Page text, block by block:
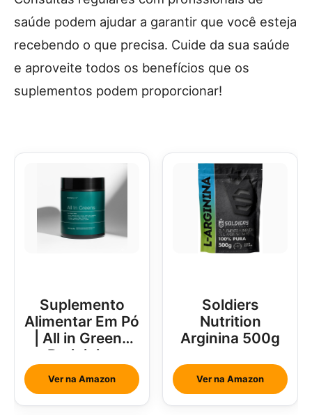
saúde podem ajudar a garantir que você esteja
recebendo o que precisa. Cuide da sua saúde
e aproveite todos os benefícios que os
suplementos podem proporcionar!
Suplemento
Alimentar Em Pó
| All in Greens
Brainjuice
Abacaxi Com
Hortelã
Ver na Amazon
Soldiers
Nutrition
Arginina 500g
Ver na Amazon